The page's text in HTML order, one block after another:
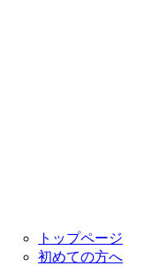
トップページ
初めての方へ